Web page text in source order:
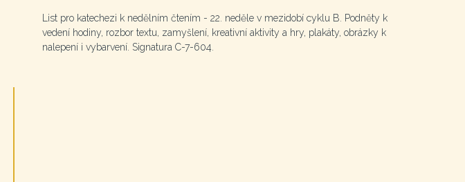
List pro katechezi k nedělním čtením - 22. neděle v mezidobí cyklu B. Podněty k
vedení hodiny, rozbor textu, zamyšlení, kreativní aktivity a hry, plakáty, obrázky k
nalepení i vybarvení. Signatura C-7-604.